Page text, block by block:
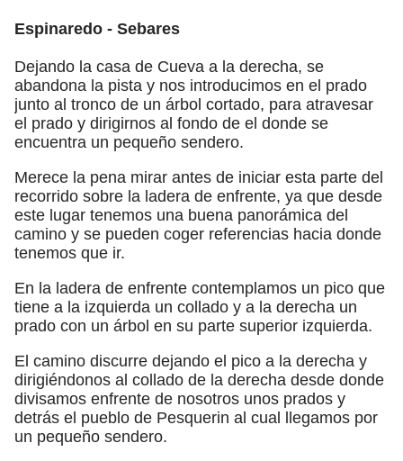
Espinaredo - Sebares
Dejando la casa de Cueva a la derecha, se
abandona la pista y nos introducimos en el prado
junto al tronco de un árbol cortado, para atravesar
el prado y dirigirnos al fondo de el donde se
encuentra un pequeño sendero.
Merece la pena mirar antes de iniciar esta parte del
recorrido sobre la ladera de enfrente, ya que desde
este lugar tenemos una buena panorámica del
camino y se pueden coger referencias hacia donde
tenemos que ir.
En la ladera de enfrente contemplamos un pico que
tiene a la izquierda un collado y a la derecha un
prado con un árbol en su parte superior izquierda.
El camino discurre dejando el pico a la derecha y
dirigiéndonos al collado de la derecha desde donde
divisamos enfrente de nosotros unos prados y
detrás el pueblo de Pesquerin al cual llegamos por
un pequeño sendero.